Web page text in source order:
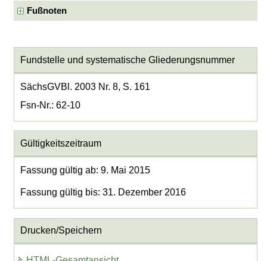
Fußnoten
Fundstelle und systematische Gliederungsnummer
SächsGVBl. 2003 Nr. 8, S. 161
Fsn-Nr.: 62-10
Gültigkeitszeitraum
Fassung gültig ab: 9. Mai 2015
Fassung gültig bis: 31. Dezember 2016
Drucken/Speichern